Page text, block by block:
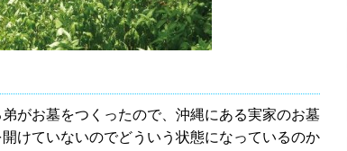
がお墓をつくったので、沖縄にある実家のお墓
けていないのでどういう状態になっているのか